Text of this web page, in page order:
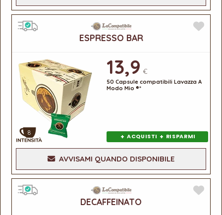
ESPRESSO BAR
8
13,9 €
50 Capsule compatibili Lavazza A
Modo Mio ®*
+ ACQUISTI + RISPARMI
AVVISAMI QUANDO DISPONIBILE
DECAFFEINATO